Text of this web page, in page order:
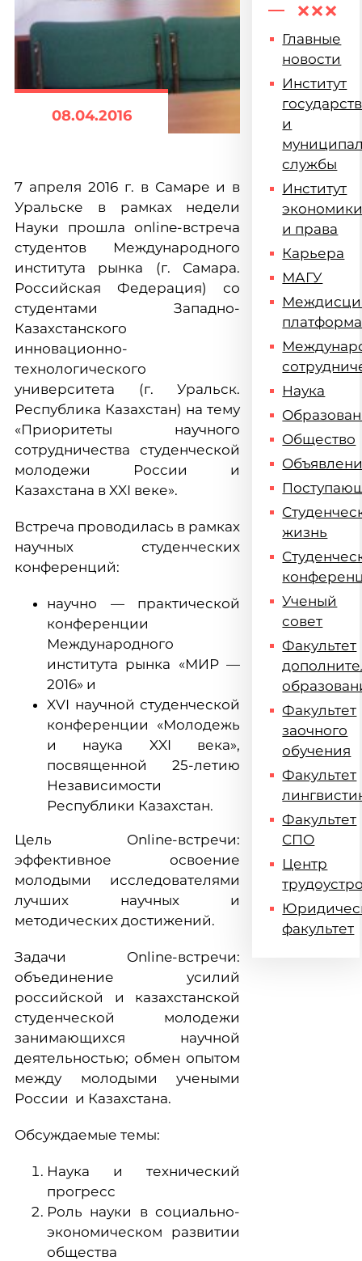
08.04.2016
7 апреля 2016 г. в Самаре и в
Уральске в рамках недели
Науки прошла оnline-встреча
студентов Международного
института рынка (г. Самара.
Российская Федерация) со
студентами Западно-
Казахстанского
инновационно-
технологического
университета (г. Уральск.
Республика Казахстан) на тему
«Приоритеты научного
сотрудничества студенческой
молодежи России и
Казахстана в XXI веке».
Встреча проводилась в рамках
научных студенческих
конференций:
научно — практической
конференции
Международного
института рынка «МИР —
2016» и
XVI научной студенческой
конференции «Молодежь
и наука XXI века»,
посвященной 25-летию
Независимости
Республики Казахстан.
Цель Online-встречи:
эффективное освоение
молодыми исследователями
лучших научных и
методических достижений.
Задачи Online-встречи:
объединение усилий
российской и казахстанской
студенческой молодежи
занимающихся научной
деятельностью; обмен опытом
между молодыми учеными
России и Казахстана.
Обсуждаемые темы:
Наука и технический
прогресс
Роль науки в социально-
экономическом развитии
общества
Главные
новости
Институт
и
службы
Институт
и права
Карьера
МАГУ
платформа
Наука
Общество
жизнь
Ученый
совет
Факультет
Факультет
заочного
обучения
Факультет
Факультет
СПО
Центр
факультет